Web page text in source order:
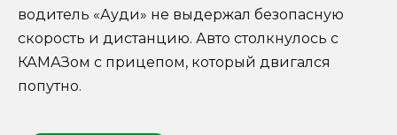
водитель «Ауди» не выдержал безопасную
скорость и дистанцию. Авто столкнулось с
КАМАЗом с прицепом, который двигался
попутно.